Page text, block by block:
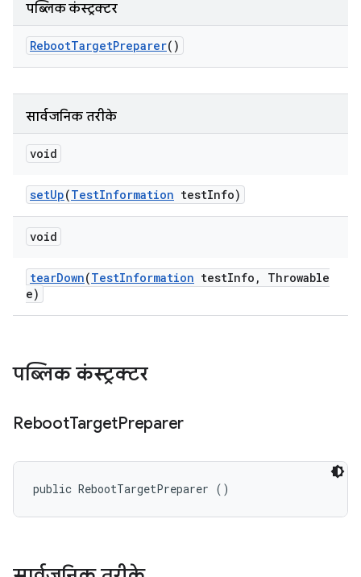
पब्लिक कंस्ट्रक्टर
RebootTargetPreparer()
सार्वजनिक तरीके
void
setUp(TestInformation testInfo)
void
tearDown(TestInformation testInfo ,
Throwable
e)
पब्लिक कंस्ट्रक्टर
RebootTargetPreparer
public RebootTargetPreparer ()